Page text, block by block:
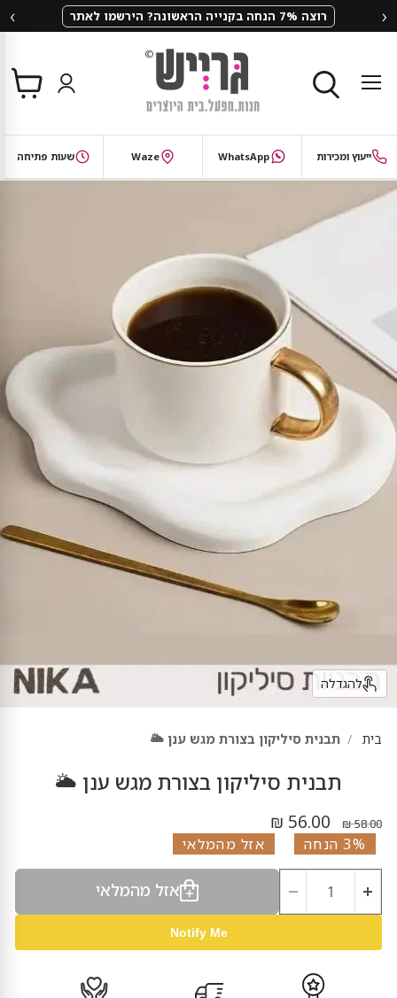
‹ רוצה 7% הנחה בקנייה הראשונה? הירשמו לאתר ›
תפריט
צפי
בסל
ייעוץ ומכירות WhatsApp
Waze שעות פתיחה
להגדלה
בית תבנית סיליקון בצורת מגש ענן 🌥️
תבנית סיליקון בצורת מגש ענן 🌥️
3% הנחה אזל מהמלאי
מחיר מקורי
58.00 ₪ מחיר נוכחי
56.00 ₪
אזל מהמלאי
Notify Me